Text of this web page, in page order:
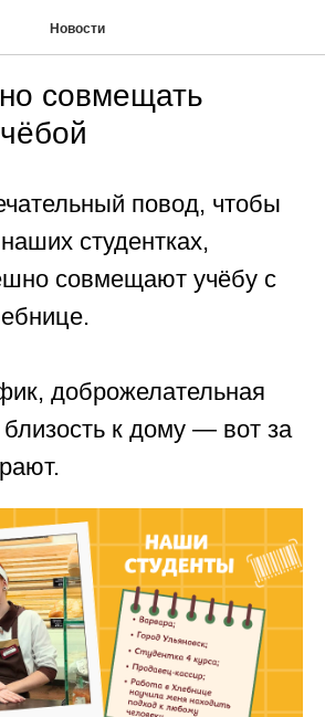
Новости
совмещать
повод, чтобы
студентках,
совмещают учёбу с
доброжелательная
к дому — вот за